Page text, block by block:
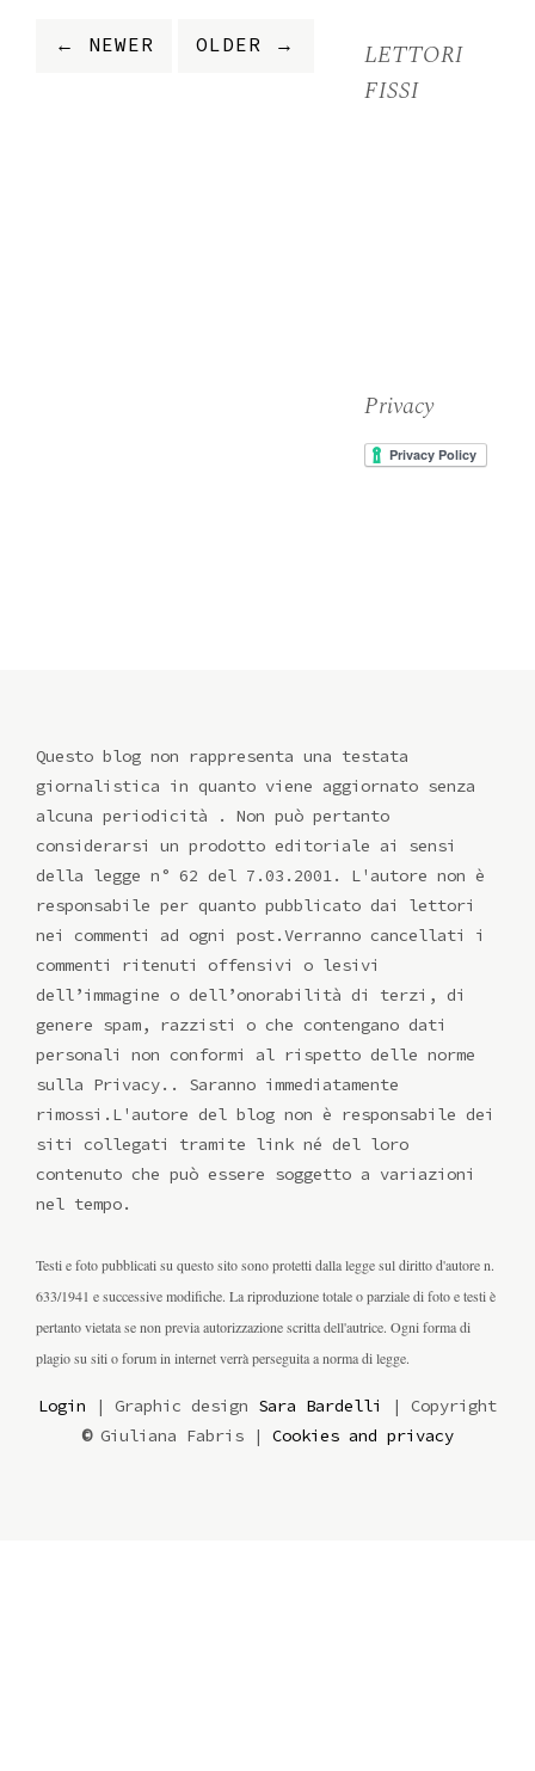
← NEWER OLDER →
LETTORI
FISSI
Privacy
Questo blog non rappresenta una testata
giornalistica in quanto viene aggiornato senza
alcuna periodicità . Non può pertanto
considerarsi un prodotto editoriale ai sensi
della legge n° 62 del 7.03.2001. L'autore non è
responsabile per quanto pubblicato dai lettori
nei commenti ad ogni post.Verranno cancellati i
commenti ritenuti offensivi o lesivi
dell’immagine o dell’onorabilità di terzi, di
genere spam, razzisti o che contengano dati
personali non conformi al rispetto delle norme
sulla Privacy.. Saranno immediatamente
rimossi.L'autore del blog non è responsabile dei
siti collegati tramite link né del loro
contenuto che può essere soggetto a variazioni
nel tempo.
Testi e foto pubblicati su questo sito sono protetti dalla legge sul diritto d'autore n.
633/1941 e successive modifiche. La riproduzione totale o parziale di foto e testi è
pertanto vietata se non previa autorizzazione scritta dell'autrice. Ogni forma di
plagio su siti o forum in internet verrà perseguita a norma di legge.
Login | Graphic design Sara Bardelli
| Copyright
© Giuliana Fabris | Cookies and privacy